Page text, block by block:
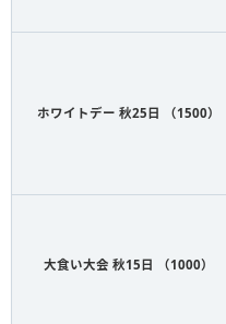
ホワイトデー 秋25日 （1500）
大食い大会 秋15日 （1000）